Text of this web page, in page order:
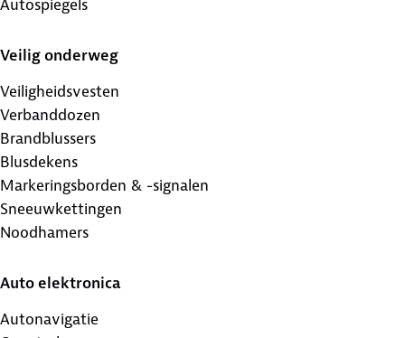
Autospiegels
Veilig onderweg
Veiligheidsvesten
Verbanddozen
Brandblussers
Blusdekens
Markeringsborden & -signalen
Sneeuwkettingen
Noodhamers
Auto elektronica
Autonavigatie